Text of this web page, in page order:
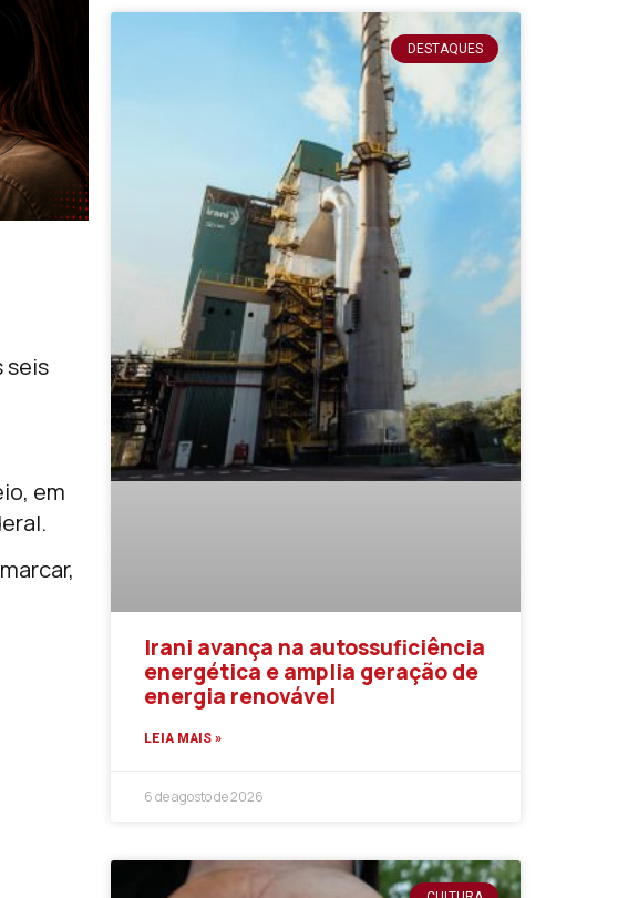
seis
em
DESTAQUES
Irani avança na autossuficiência
energética e amplia geração de
energia renovável
LEIA MAIS »
6 de agosto de 2026